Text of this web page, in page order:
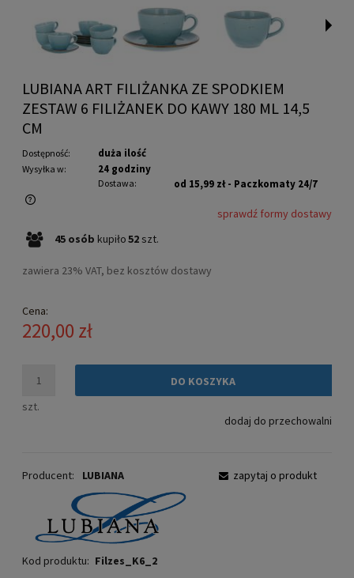
LUBIANA ART FILIŻANKA ZE SPODKIEM
ZESTAW 6 FILIŻANEK DO KAWY 180 ML 14,5
CM
Dostępność: duża ilość
Wysyłka w: 24 godziny
Dostawa: od 15,99 zł - Paczkomaty 24/7
Cena nie zawiera ewentualnych kosztów płatności
sprawdź formy dostawy
45 osób kupiło52 szt.
zawiera 23% VAT, bez kosztów dostawy
Cena:
220,00 zł
szt.
DO KOSZYKA
dodaj do przechowalni
Producent: LUBIANA
Kod produktu: Filzes_K6_2
zapytaj o produkt